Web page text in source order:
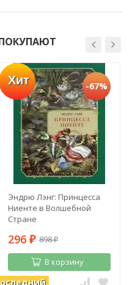
Хит -67%
Эндрю Лэнг: Принцесса
Ниенте в Волшебной
Стране
296 ₽ 898₽
В корзину